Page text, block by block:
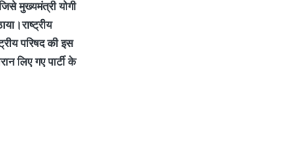
मुख्यमंत्री योगी
परिषद की इस
लिए गए पार्टी के